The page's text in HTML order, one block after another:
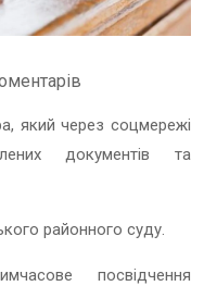
який через соцмережі
документів та
районного суду.
посвідчення